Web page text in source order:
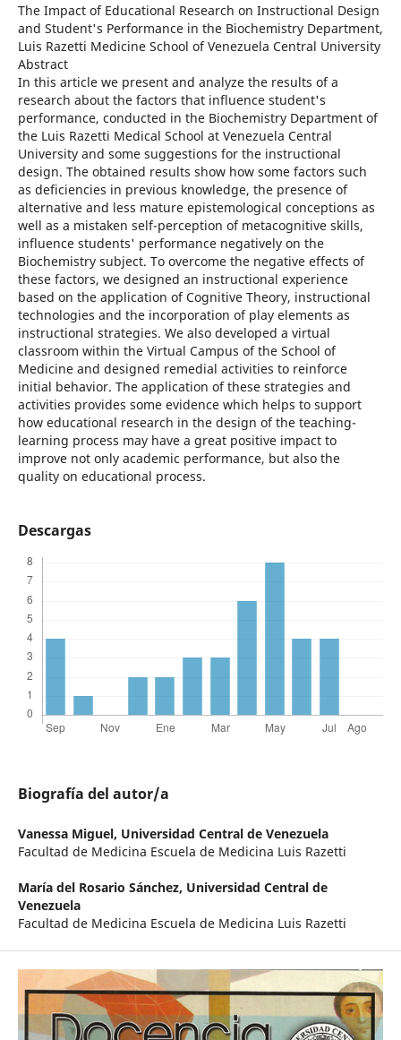
The Impact of Educational Research on Instructional Design
and Student's Performance in the Biochemistry Department,
Luis Razetti Medicine School of Venezuela Central University
Abstract
In this article we present and analyze the results of a
research about the factors that influence student's
performance, conducted in the Biochemistry Department of
the Luis Razetti Medical School at Venezuela Central
University and some suggestions for the instructional
design. The obtained results show how some factors such
as deficiencies in previous knowledge, the presence of
alternative and less mature epistemological conceptions as
well as a mistaken self-perception of metacognitive skills,
influence students' performance negatively on the
Biochemistry subject. To overcome the negative effects of
these factors, we designed an instructional experience
based on the application of Cognitive Theory, instructional
technologies and the incorporation of play elements as
instructional strategies. We also developed a virtual
classroom within the Virtual Campus of the School of
Medicine and designed remedial activities to reinforce
initial behavior. The application of these strategies and
activities provides some evidence which helps to support
how educational research in the design of the teaching-
learning process may have a great positive impact to
improve not only academic performance, but also the
quality on educational process.
Descargas
Biografía del autor/a
Vanessa Miguel, Universidad Central de Venezuela
Facultad de Medicina Escuela de Medicina Luis Razetti
María del Rosario Sánchez, Universidad Central de
Venezuela
Facultad de Medicina Escuela de Medicina Luis Razetti